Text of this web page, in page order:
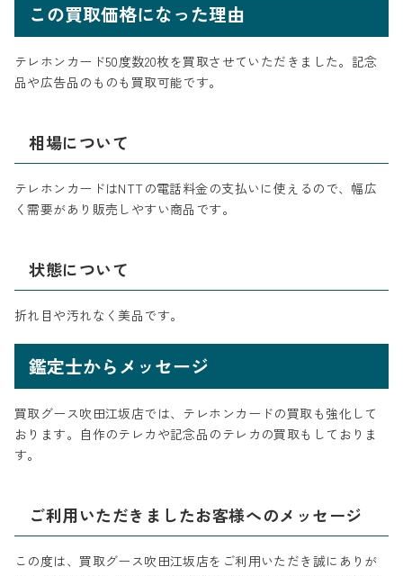
この買取価格になった理由
テレホンカード50度数20枚を買取させていただきました。記念
品や広告品のものも買取可能です。
相場について
テレホンカードはNTTの電話料金の支払いに使えるので、幅広
く需要があり販売しやすい商品です。
状態について
折れ目や汚れなく美品です。
鑑定士からメッセージ
買取グース吹田江坂店では、テレホンカードの買取も強化して
おります。自作のテレカや記念品のテレカの買取もしておりま
す。
ご利用いただきましたお客様へのメッセージ
この度は、買取グース吹田江坂店をご利用いただき誠にありが